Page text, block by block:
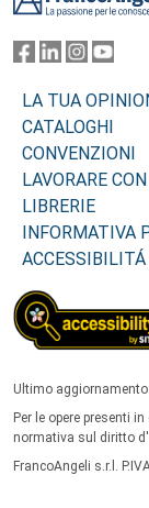
LA TUA
CATALOGHI
CONVENZIONI
LAVORARE CON
LIBRERIE
INFORMATIVA
ACCESSIBILITÁ
Ultimo
Per le opere presenti
normativa sul diritto
FrancoAngeli s.r.l.